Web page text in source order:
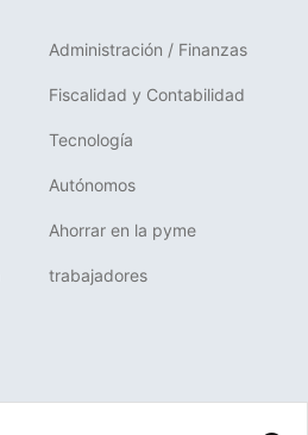
Administración / Finanzas
Fiscalidad y Contabilidad
Tecnología
Autónomos
Ahorrar en la pyme
trabajadores